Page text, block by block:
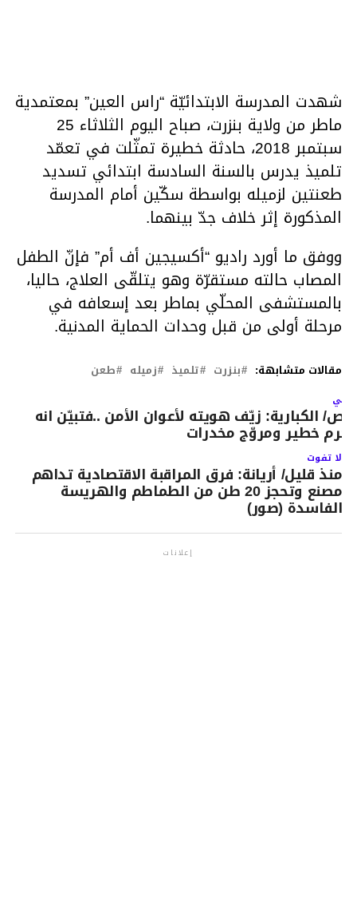
شهدت المدرسة الابتدائيّة “راس العين” بمعتمدية
ماطر من ولاية بنزرت، صباح اليوم الثلاثاء 25
سبتمبر 2018، حادثة خطيرة تمثّلت في تعمّد
تلميذ يدرس بالسنة السادسة ابتدائي تسديد
طعنتين لزميله بواسطة سكّين أمام المدرسة
المذكورة إثر خلاف جدّ بينهما.
ووفق ما أورد راديو “أكسيجين أف أم” فإنّ الطفل
المصاب حالته مستقرّة وهو يتلقّى العلاج، حاليا،
بالمستشفى المحلّي بماطر بعد إسعافه في
مرحلة أولى من قبل وحدات الحماية المدنية.
مقالات متشابهة: بنزرت تلميذ زميله طعن
الكبارية: زيّف هويته لأعوان الأمن ..فتبيّن انه
خطير ومروّج مخدرات
لا تفوت
منذ قليل/ أريانة: فرق المراقبة الاقتصادية تداهم
مصنع وتحجز 20 طن من الطماطم والهريسة
الفاسدة (صور)
إعلانات